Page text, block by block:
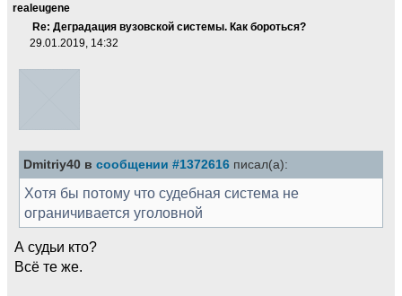
realeugene
Re: Деградация вузовской системы. Как бороться?
29.01.2019, 14:32
Dmitriy40 в сообщении #1372616 писал(а):
Хотя бы потому что судебная система не
ограничивается уголовной
А судьи кто?
Всё те же.